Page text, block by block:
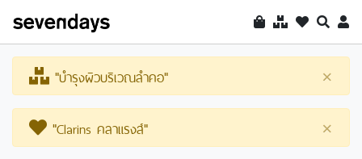
"บำรุงผิวบริเวณลำคอ" ×
"Clarins คลาแรงส์" ×